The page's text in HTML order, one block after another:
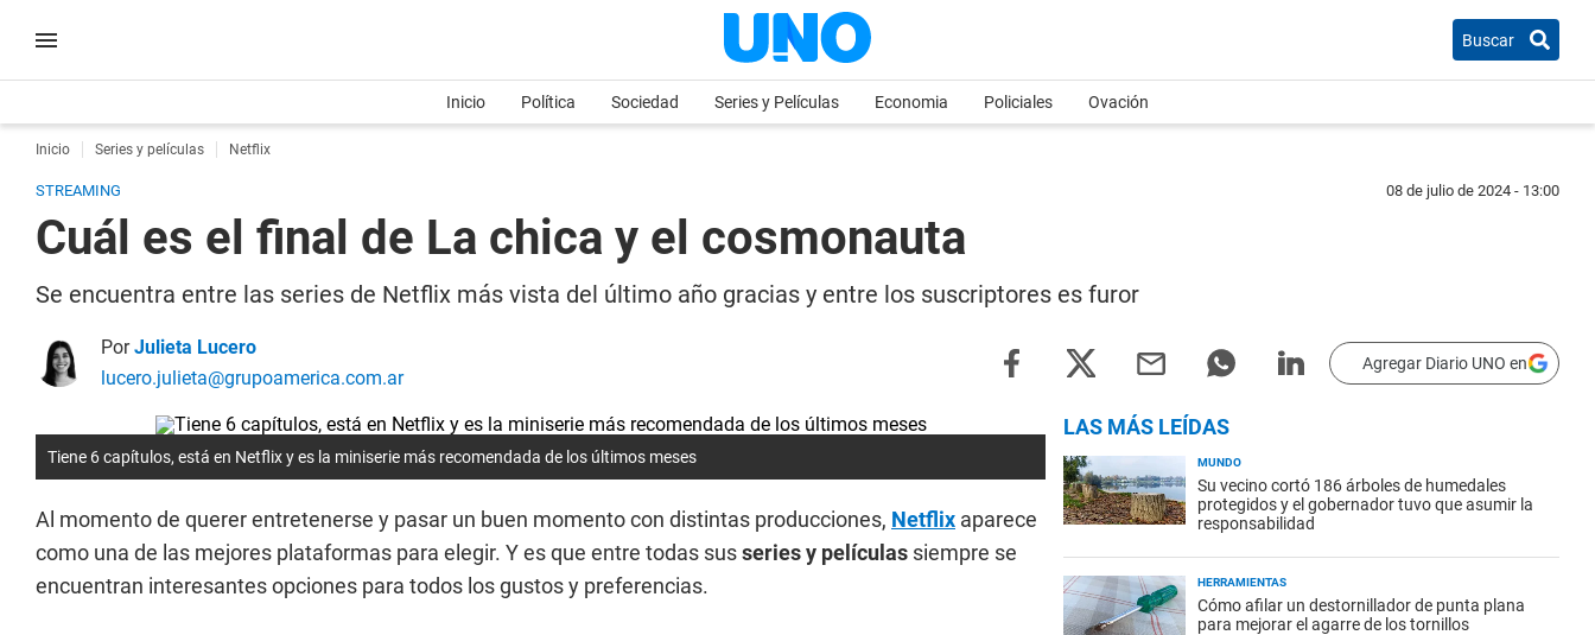
Buscar
Inicio Política Sociedad Series y Películas Economia Policiales Ovación
Inicio Series y películas Netflix
STREAMING 08 de julio de 2024 - 13:00
Cuál es el final de La chica y el cosmonauta
Se encuentra entre las series de Netflix más vista del último año gracias y entre los suscriptores es furor
PorJulieta Lucero
lucero.julieta@grupoamerica.com.ar
Agregar Diario UNO en
Tiene 6 capítulos, está en Netflix y es la miniserie más recomendada de los últimos meses
Al momento de querer entretenerse y pasar un buen momento con distintas producciones, Netflix aparece
como una de las mejores plataformas para elegir. Y es que entre todas susseries y películas siempre se
encuentran interesantes opciones para todos los gustos y preferencias.
LAS MÁS LEÍDAS
MUNDO
Su vecino cortó 186 árboles de humedales
protegidos y el gobernador tuvo que asumir la
responsabilidad
HERRAMIENTAS
Cómo afilar un destornillador de punta plana
para mejorar el agarre de los tornillos